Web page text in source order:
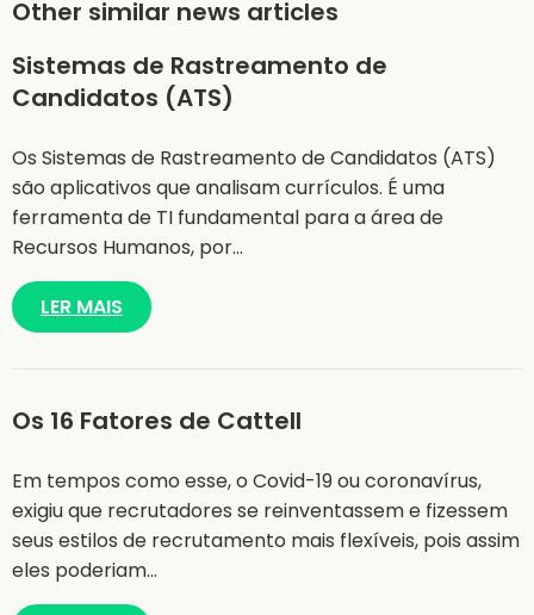
Other similar news articles
Sistemas de Rastreamento de
Candidatos (ATS)
Os Sistemas de Rastreamento de Candidatos (ATS)
são aplicativos que analisam currículos. É uma
ferramenta de TI fundamental para a área de
Recursos Humanos, por…
LER MAIS
Os 16 Fatores de Cattell
Em tempos como esse, o Covid-19 ou coronavírus,
exigiu que recrutadores se reinventassem e fizessem
seus estilos de recrutamento mais flexíveis, pois assim
eles poderiam…